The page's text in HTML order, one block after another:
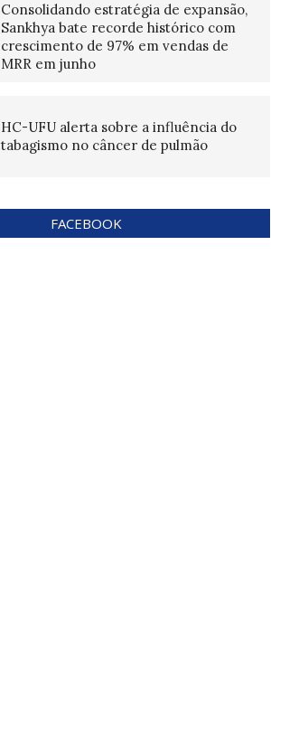
Consolidando estratégia de expansão,
Sankhya bate recorde histórico com
crescimento de 97% em vendas de
MRR em junho
HC-UFU alerta sobre a influência do
tabagismo no câncer de pulmão
FACEBOOK